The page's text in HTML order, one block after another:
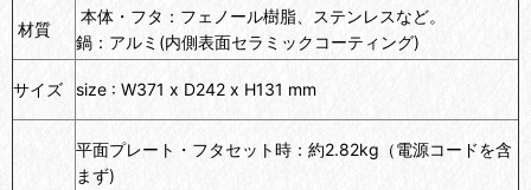
材質
本体・フタ：フェノール樹脂、ステンレスなど。
鍋：アルミ(内側表面セラミックコーティング)
サイズ size : W371 x D242 x H131 mm
平面プレート・フタセット時：約2.82kg（電源コードを含
まず)